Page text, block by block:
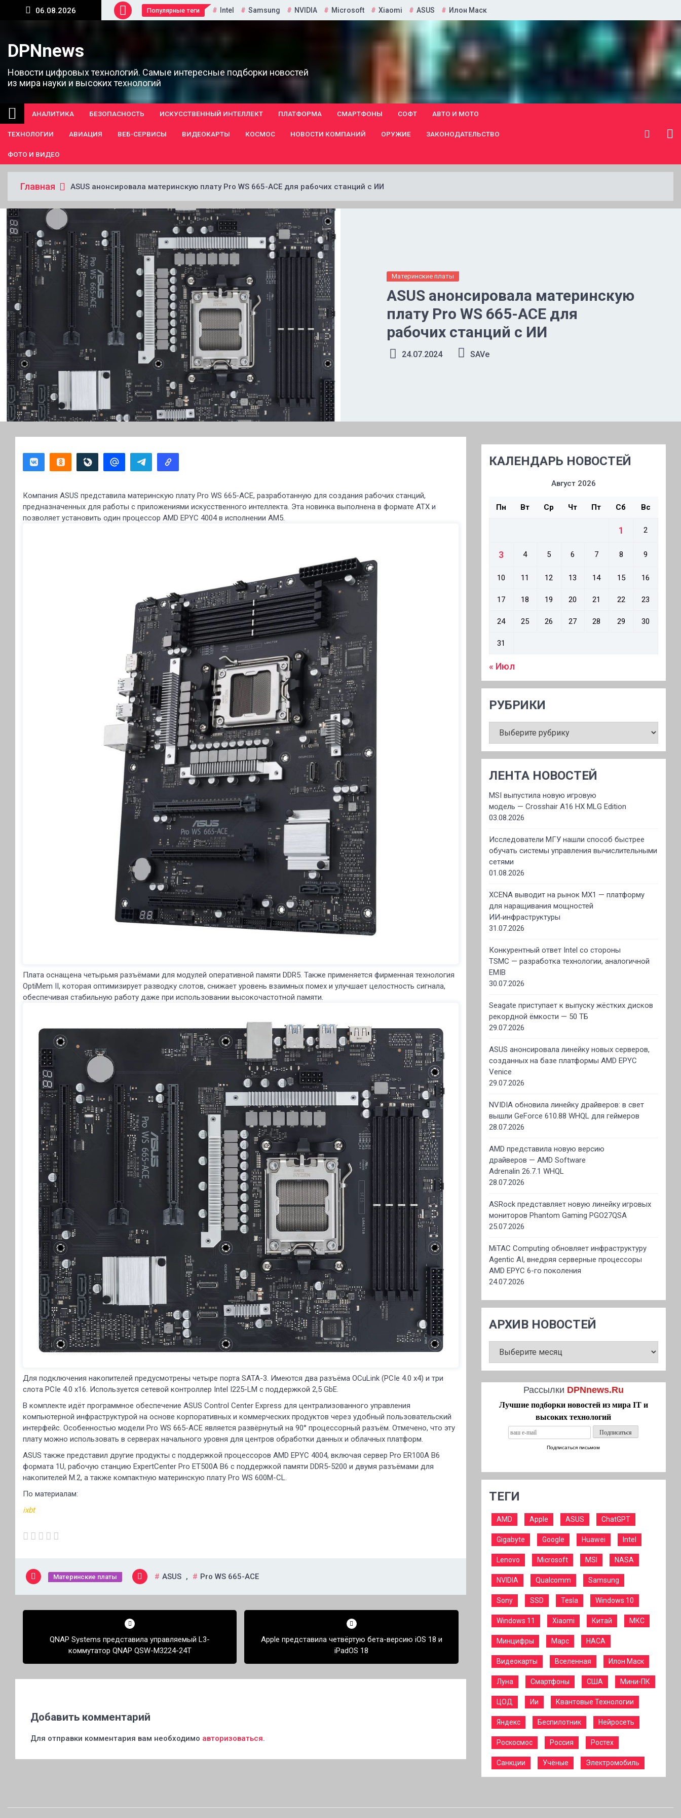
Перейти
06.08.2026 Популярные теги Intel Samsung NVIDIA Microsoft Xiaomi ASUS Илон Маск
DPNnews
Новости цифровых технологий. Самые интересные подборки новостей
из мира науки и высоких технологий
АНАЛИТИКА БЕЗОПАСНОСТЬ ИСКУССТВЕННЫЙ ИНТЕЛЛЕКТ ПЛАТФОРМА СМАРТФОНЫ СОФТ АВТО И МОТО
ТЕХНОЛОГИИ АВИАЦИЯ ВЕБ-СЕРВИСЫ ВИДЕОКАРТЫ КОСМОС НОВОСТИ КОМПАНИЙ ОРУЖИЕ ЗАКОНОДАТЕЛЬСТВО
ФОТО И ВИДЕО
Главная ASUS анонсировала материнскую плату Pro WS 665-ACE для рабочих станций с ИИ
Материнские платы
ASUS анонсировала материнскую
плату Pro WS 665-ACE для
рабочих станций с ИИ
24.07.2024 SAVe
Компания ASUS представила материнскую плату Pro WS 665-ACE, разработанную для создания рабочих станций,
предназначенных для работы с приложениями искусственного интеллекта. Эта новинка выполнена в формате ATX и
позволяет установить один процессор AMD EPYC 4004 в исполнении AM5.
Плата оснащена четырьмя разъёмами для модулей оперативной памяти DDR5. Также применяется фирменная технология
OptiMem II, которая оптимизирует разводку слотов, снижает уровень взаимных помех и улучшает целостность сигнала,
обеспечивая стабильную работу даже при использовании высокочастотной памяти.
Для подключения накопителей предусмотрены четыре порта SATA-3. Имеются два разъёма OCuLink (PCIe 4.0 x4) и три
слота PCIe 4.0 x16. Используется сетевой контроллер Intel I225-LM с поддержкой 2,5 GbE.
В комплекте идёт программное обеспечение ASUS Control Center Express для централизованного управления
компьютерной инфраструктурой на основе корпоративных и коммерческих продуктов через удобный пользовательский
интерфейс. Особенностью модели Pro WS 665-ACE является развёрнутый на 90° процессорный разъём. Отмечено, что эту
плату можно использовать в серверах начального уровня для центров обработки данных и облачных платформ.
ASUS также представил другие продукты с поддержкой процессоров AMD EPYC 4004, включая сервер Pro ER100A B6
формата 1U, рабочую станцию ExpertCenter Pro ET500A B6 с поддержкой памяти DDR5-5200 и двумя разъёмами для
накопителей M.2, а также компактную материнскую плату Pro WS 600M-CL.
По материалам:
ixbt
Материнские платы ASUS , Pro WS 665-ACE
Навигация
записямQNAP Systems представила управляемый L3-
коммутатор QNAP QSW-M3224-24T
Apple представила четвёртую бета-версию iOS 18 и
iPadOS 18
Добавить комментарий
Для отправки комментария вам необходимо авторизоваться.
КАЛЕНДАРЬ НОВОСТЕЙ
Август 2026
Пн Вт Ср Чт Пт Сб Вс
1 2
3 4 5 6 7 8 9
10 11 12 13 14 15 16
17 18 19 20 21 22 23
24 25 26 27 28 29 30
31
« Июл
РУБРИКИ
ЛЕНТА НОВОСТЕЙ
MSI выпустила новую игровую
модель — Crosshair A16 HX MLG Edition
03.08.2026
Исследователи МГУ нашли способ быстрее
обучать системы управления вычислительными
сетями
01.08.2026
XCENA выводит на рынок MX1 — платформу
для наращивания мощностей
ИИ‑инфраструктуры
31.07.2026
Конкурентный ответ Intel со стороны
TSMC — разработка технологии, аналогичной
EMIB
30.07.2026
Seagate приступает к выпуску жёстких дисков
рекордной ёмкости — 50 ТБ
29.07.2026
ASUS анонсировала линейку новых серверов,
созданных на базе платформы AMD EPYC
Venice
29.07.2026
NVIDIA обновила линейку драйверов: в свет
вышли GeForce 610.88 WHQL для геймеров
28.07.2026
AMD представила новую версию
драйверов — AMD Software
Adrenalin 26.7.1 WHQL
28.07.2026
ASRock представляет новую линейку игровых
мониторов Phantom Gaming PGO27QSA
25.07.2026
MiTAC Computing обновляет инфраструктуру
Agentic AI, внедряя серверные процессоры
AMD EPYC 6-го поколения
24.07.2026
АРХИВ НОВОСТЕЙ
НОВОСТЕЙ
Рассылки DPNnews.Ru
Лучшие подборки новостей из мира IT и
высоких технологий
Подписаться письмом
ТЕГИ
AMD Apple ASUS ChatGPT
Gigabyte Google Huawei Intel
Lenovo Microsoft MSI NASA
NVIDIA Qualcomm Samsung
Sony SSD Tesla Windows 10
Windows 11 Xiaomi Китай МКС
Минцифры Марс НАСА
Видеокарты Вселенная Илон Маск
Луна Смартфоны США Мини-ПК
ЦОД Ии Квантовые Технологии
Яндекс Беспилотник Нейросеть
Роскосмос Россия Ростех
Санкции Учёные Электромобиль